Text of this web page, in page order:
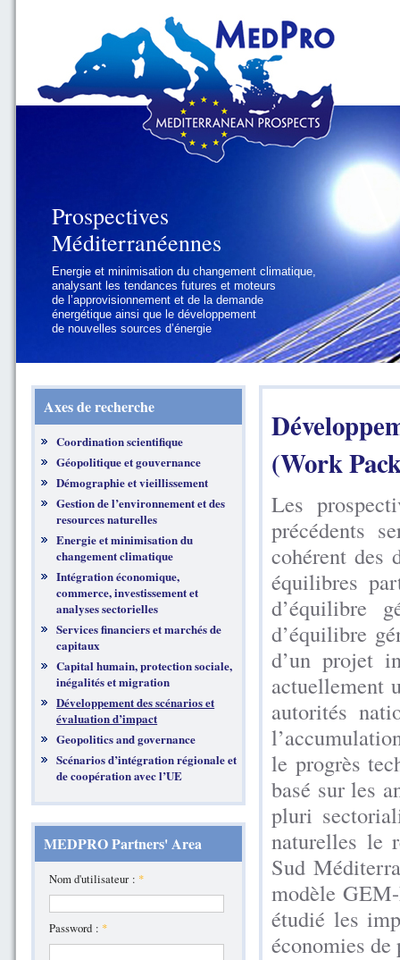
Prospectives
Méditerranéennes
Energie et minimisation du changement climatique,
analysant les tendances futures et moteurs
de l’approvisionnement et de la demande
énergétique ainsi que le développement
de nouvelles sources d’énergie
Prospectives
Méditerranéennes
Géopolitique et gouvernance, se focalisant sur les
défis politiques régionaux et internationaux
auxquels les pays méditerranéens
doivent faire face
Axes de recherche
Coordination scientifique
Géopolitique et gouvernance
Démographie et vieillissement
Gestion de l’environnement et des
resources naturelles
Energie et minimisation du
changement climatique
Intégration économique,
commerce, investissement et
analyses sectorielles
Services financiers et marchés de
capitaux
Capital humain, protection sociale,
inégalités et migration
Développement des scénarios et
évaluation d’impact
Geopolitics and governance
Scénarios d’intégration régionale et
de coopération avec l’UE
MEDPRO Partners' Area
Nom d'utilisateur : *
Password : *
(Work
Les
précédents
cohérent des
équilibres
d’équilibre
d’équilibre
d’un projet
actuellement
autorités
le progrès
basé sur les
pluri
naturelles le
Sud
modèle
étudié les
économies